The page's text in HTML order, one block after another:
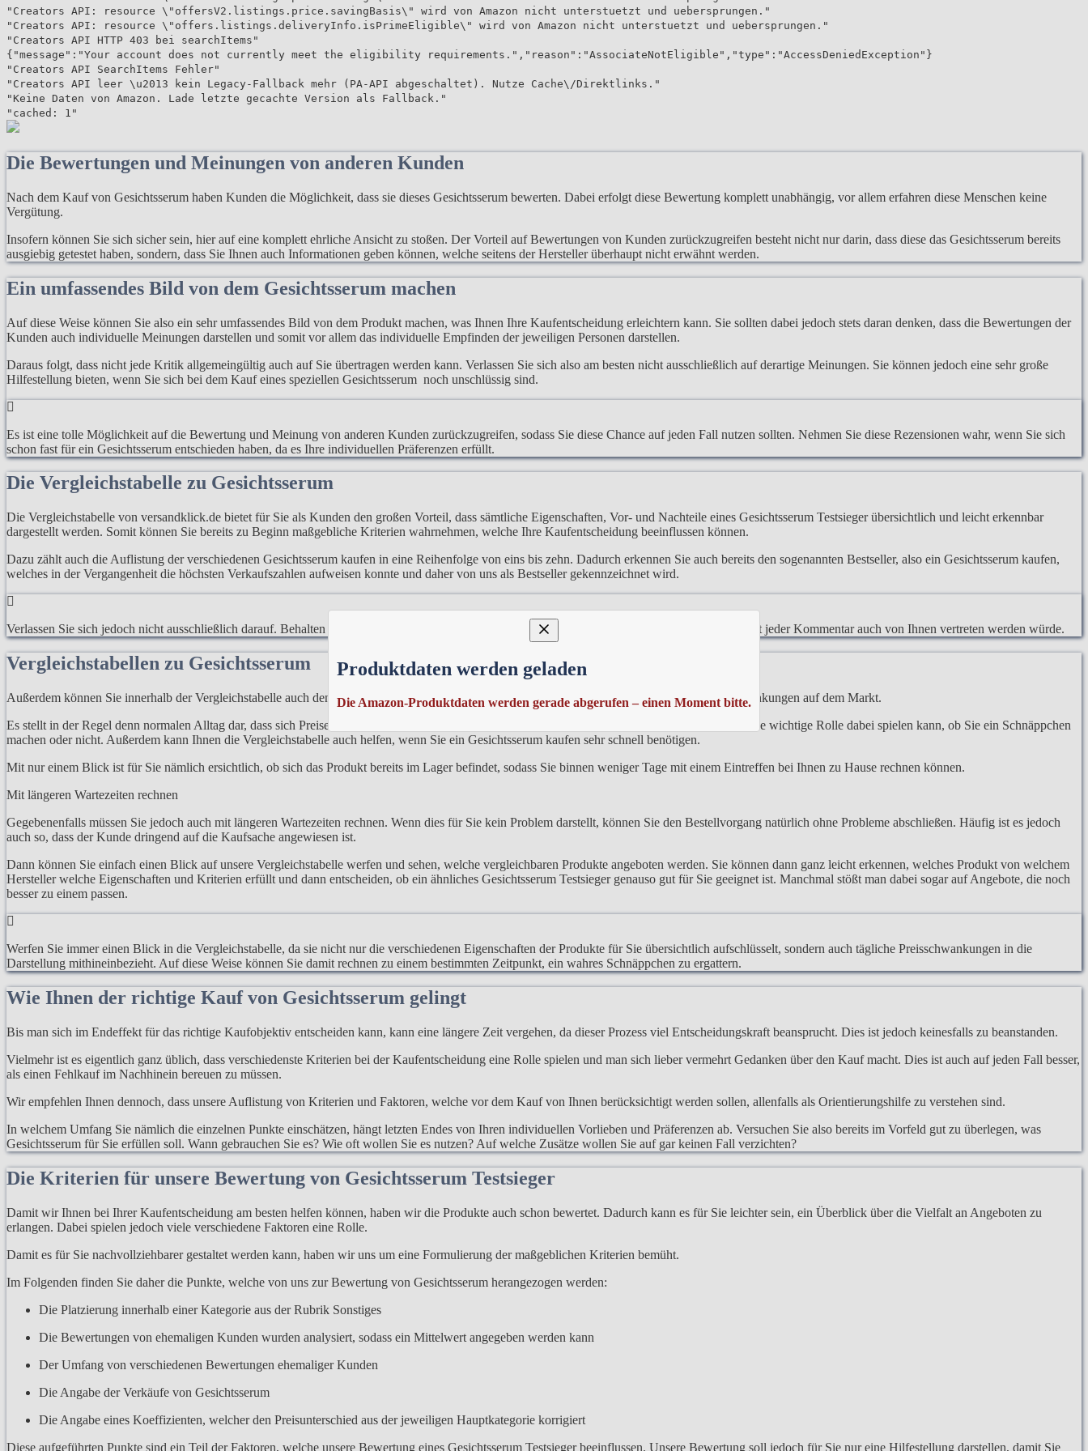
"Creators API: resource \"offersV2.listings.price.savingBasis\" wird von Amazon nicht unterstuetzt und uebersprungen."
"Creators API: resource \"offers.listings.deliveryInfo.isPrimeEligible\" wird von Amazon nicht unterstuetzt und uebersprungen."
"Creators API HTTP 403 bei searchItems"
{"message":"Your account does not currently meet the eligibility requirements.","reason":"AssociateNotEligible","type":"AccessDeniedException"}
"Creators API SearchItems Fehler"
"Creators API leer \u2013 kein Legacy-Fallback mehr (PA-API abgeschaltet). Nutze Cache\/Direktlinks."
"Keine Daten von Amazon. Lade letzte gecachte Version als Fallback."
"cached: 1"
Produktdaten werden geladen
Die Amazon-Produktdaten werden gerade abgerufen – einen Moment bitte.
Die Bewertungen und Meinungen von anderen Kunden
Nach dem Kauf von Gesichtsserum haben Kunden die Möglichkeit, dass sie dieses Gesichtsserum bewerten. Dabei erfolgt diese Bewertung komplett unabhängig, vor allem erfahren diese Menschen keine
Vergütung.
Insofern können Sie sich sicher sein, hier auf eine komplett ehrliche Ansicht zu stoßen. Der Vorteil auf Bewertungen von Kunden zurückzugreifen besteht nicht nur darin, dass diese das Gesichtsserum bereits
ausgiebig getestet haben, sondern, dass Sie Ihnen auch Informationen geben können, welche seitens der Hersteller überhaupt nicht erwähnt werden.
Ein umfassendes Bild von dem Gesichtsserum machen
Auf diese Weise können Sie also ein sehr umfassendes Bild von dem Produkt machen, was Ihnen Ihre Kaufentscheidung erleichtern kann. Sie sollten dabei jedoch stets daran denken, dass die Bewertungen der
Kunden auch individuelle Meinungen darstellen und somit vor allem das individuelle Empfinden der jeweiligen Personen darstellen.
Daraus folgt, dass nicht jede Kritik allgemeingültig auch auf Sie übertragen werden kann. Verlassen Sie sich also am besten nicht ausschließlich auf derartige Meinungen. Sie können jedoch eine sehr große
Hilfestellung bieten, wenn Sie sich bei dem Kauf eines speziellen Gesichtsserum noch unschlüssig sind.
Es ist eine tolle Möglichkeit auf die Bewertung und Meinung von anderen Kunden zurückzugreifen, sodass Sie diese Chance auf jeden Fall nutzen sollten. Nehmen Sie diese Rezensionen wahr, wenn Sie sich
schon fast für ein Gesichtsserum entschieden haben, da es Ihre individuellen Präferenzen erfüllt.
Die Vergleichstabelle zu Gesichtsserum
Die Vergleichstabelle von versandklick.de bietet für Sie als Kunden den großen Vorteil, dass sämtliche Eigenschaften, Vor- und Nachteile eines Gesichtsserum Testsieger übersichtlich und leicht erkennbar
dargestellt werden. Somit können Sie bereits zu Beginn maßgebliche Kriterien wahrnehmen, welche Ihre Kaufentscheidung beeinflussen können.
Dazu zählt auch die Auflistung der verschiedenen Gesichtsserum kaufen in eine Reihenfolge von eins bis zehn. Dadurch erkennen Sie auch bereits den sogenannten Bestseller, also ein Gesichtsserum kaufen,
welches in der Vergangenheit die höchsten Verkaufszahlen aufweisen konnte und daher von uns als Bestseller gekennzeichnet wird.
Verlassen Sie sich jedoch nicht ausschließlich darauf. Behalten Sie stets im Hinterkopf, dass jeder Mensch individuelle Vorlieben hat und somit nicht jeder Kommentar auch von Ihnen vertreten werden würde.
Vergleichstabellen zu Gesichtsserum
Außerdem können Sie innerhalb der Vergleichstabelle auch den Preis erkennen. Dies ist vor allem relevant bei den immer vorhandenen Preisschwankungen auf dem Markt.
Es stellt in der Regel denn normalen Alltag dar, dass sich Preise nicht nur über Wochen hinweg ändern, sondern auch die Tageszeit des Einkaufs eine wichtige Rolle dabei spielen kann, ob Sie ein Schnäppchen
machen oder nicht. Außerdem kann Ihnen die Vergleichstabelle auch helfen, wenn Sie ein Gesichtsserum kaufen sehr schnell benötigen.
Mit nur einem Blick ist für Sie nämlich ersichtlich, ob sich das Produkt bereits im Lager befindet, sodass Sie binnen weniger Tage mit einem Eintreffen bei Ihnen zu Hause rechnen können.
Mit längeren Wartezeiten rechnen
Gegebenenfalls müssen Sie jedoch auch mit längeren Wartezeiten rechnen. Wenn dies für Sie kein Problem darstellt, können Sie den Bestellvorgang natürlich ohne Probleme abschließen. Häufig ist es jedoch
auch so, dass der Kunde dringend auf die Kaufsache angewiesen ist.
Dann können Sie einfach einen Blick auf unsere Vergleichstabelle werfen und sehen, welche vergleichbaren Produkte angeboten werden. Sie können dann ganz leicht erkennen, welches Produkt von welchem
Hersteller welche Eigenschaften und Kriterien erfüllt und dann entscheiden, ob ein ähnliches Gesichtsserum Testsieger genauso gut für Sie geeignet ist. Manchmal stößt man dabei sogar auf Angebote, die noch
besser zu einem passen.
Werfen Sie immer einen Blick in die Vergleichstabelle, da sie nicht nur die verschiedenen Eigenschaften der Produkte für Sie übersichtlich aufschlüsselt, sondern auch tägliche Preisschwankungen in die
Darstellung mithineinbezieht. Auf diese Weise können Sie damit rechnen zu einem bestimmten Zeitpunkt, ein wahres Schnäppchen zu ergattern.
Wie Ihnen der richtige Kauf von Gesichtsserum gelingt
Bis man sich im Endeffekt für das richtige Kaufobjektiv entscheiden kann, kann eine längere Zeit vergehen, da dieser Prozess viel Entscheidungskraft beansprucht. Dies ist jedoch keinesfalls zu beanstanden.
Vielmehr ist es eigentlich ganz üblich, dass verschiedenste Kriterien bei der Kaufentscheidung eine Rolle spielen und man sich lieber vermehrt Gedanken über den Kauf macht. Dies ist auch auf jeden Fall besser,
als einen Fehlkauf im Nachhinein bereuen zu müssen.
Wir empfehlen Ihnen dennoch, dass unsere Auflistung von Kriterien und Faktoren, welche vor dem Kauf von Ihnen berücksichtigt werden sollen, allenfalls als Orientierungshilfe zu verstehen sind.
In welchem Umfang Sie nämlich die einzelnen Punkte einschätzen, hängt letzten Endes von Ihren individuellen Vorlieben und Präferenzen ab. Versuchen Sie also bereits im Vorfeld gut zu überlegen, was
Gesichtsserum für Sie erfüllen soll. Wann gebrauchen Sie es? Wie oft wollen Sie es nutzen? Auf welche Zusätze wollen Sie auf gar keinen Fall verzichten?
Die Kriterien für unsere Bewertung von Gesichtsserum Testsieger
Damit wir Ihnen bei Ihrer Kaufentscheidung am besten helfen können, haben wir die Produkte auch schon bewertet. Dadurch kann es für Sie leichter sein, ein Überblick über die Vielfalt an Angeboten zu
erlangen. Dabei spielen jedoch viele verschiedene Faktoren eine Rolle.
Damit es für Sie nachvollziehbarer gestaltet werden kann, haben wir uns um eine Formulierung der maßgeblichen Kriterien bemüht.
Im Folgenden finden Sie daher die Punkte, welche von uns zur Bewertung von Gesichtsserum herangezogen werden:
Die Platzierung innerhalb einer Kategorie aus der Rubrik Sonstiges
Die Bewertungen von ehemaligen Kunden wurden analysiert, sodass ein Mittelwert angegeben werden kann
Der Umfang von verschiedenen Bewertungen ehemaliger Kunden
Die Angabe der Verkäufe von Gesichtsserum
Die Angabe eines Koeffizienten, welcher den Preisunterschied aus der jeweiligen Hauptkategorie korrigiert
Diese aufgeführten Punkte sind ein Teil der Faktoren, welche unsere Bewertung eines Gesichtsserum Testsieger beeinflussen. Unsere Bewertung soll jedoch für Sie nur eine Hilfestellung darstellen, damit Sie